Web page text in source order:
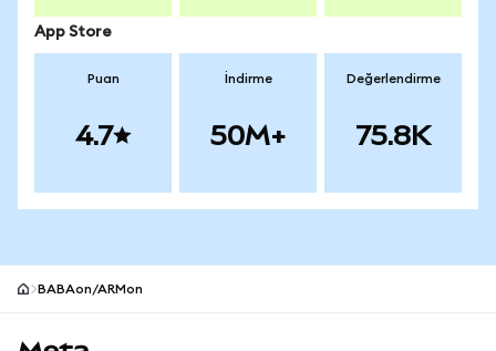
App Store
Puan
4.7
İndirme
50M+
Değerlendirme
75.8K
BABAon/ARMon